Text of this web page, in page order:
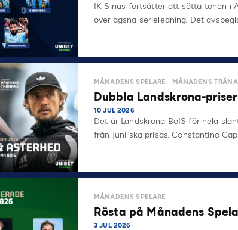
IK Sirius fortsätter att sätta tonen i
överlägsna serieledning. Det
MÅNADENS SPELARE MÅNADENS
Dubbla Landskrona-
10 JUL 2026
Det är Landskrona BoIS för hela
från juni ska prisas. Constantino
MÅNADENS SPELARE
Rösta på Månadens
3 JUL 2026